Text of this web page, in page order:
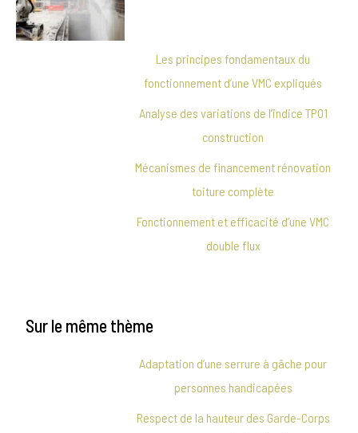
Les principes fondamentaux du
fonctionnement d’une VMC expliqués
Analyse des variations de l’indice TP01
construction
Mécanismes de financement rénovation
toiture complète
Fonctionnement et efficacité d’une VMC
double flux
Sur le même thème
Adaptation d’une serrure à gâche pour
personnes handicapées
Respect de la hauteur des Garde-Corps